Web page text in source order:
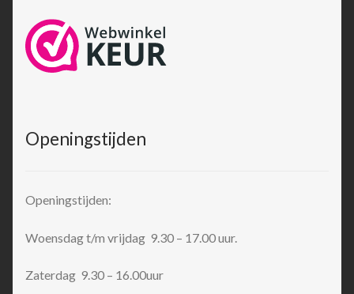
Openingstijden
Openingstijden:
Woensdag t/m vrijdag 9.30 – 17.00 uur.
Zaterdag 9.30 – 16.00uur